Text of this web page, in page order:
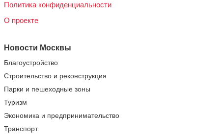
Политика конфиденциальности
О проекте
Новости Москвы
Благоустройство
Строительство и реконструкция
Парки и пешеходные зоны
Туризм
Экономика и предпринимательство
Транспорт